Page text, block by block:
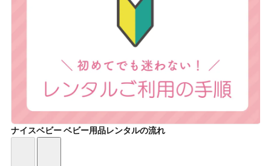
ナイスベビー ベビー用品レンタルの流れ